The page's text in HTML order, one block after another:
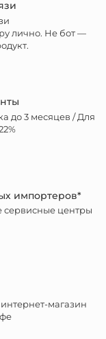
лично. Не бот —
до 3 месяцев / Для
импортеров*
сервисные центры
магазин